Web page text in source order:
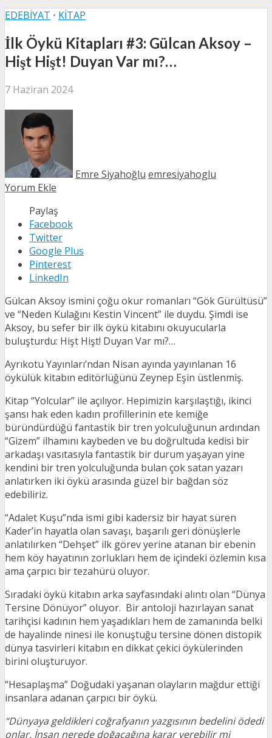
EDEBIYAT • KITAP
İlk Öykü Kitapları #3: Gülcan Aksoy –
Hişt Hişt! Duyan Var mı?…
7 Haziran 2024
Emre Siyahoğlu emresiyahoglu
Yorum Ekle
Paylaş
Facebook
Twitter
Google Plus
Pinterest
LinkedIn
Gülcan Aksoy ismini çoğu okur romanları “Gök Gürültüsü”
ve “Neden Kulağını Kestin Vincent” ile duydu. Şimdi ise
Aksoy, bu sefer bir ilk öykü kitabını okuyucularla
buluşturdu: Hişt Hişt! Duyan Var mı?…
Ayrıkotu Yayınları’ndan Nisan ayında yayınlanan 16
öykülük kitabın editörlüğünü Zeynep Eşin üstlenmiş.
Kitap “Yolcular” ile açılıyor. Hepimizin karşılaştığı, ikinci
şansı hak eden kadın profillerinin ete kemiğe
büründürdüğü fantastik bir tren yolculuğunun ardından
“Gizem” ilhamını kaybeden ve bu doğrultuda kedisi bir
arkadaşı vasıtasıyla fantastik bir durum yaşayan yine
kendini bir tren yolculuğunda bulan çok satan yazarı
anlatırken iki öykü arasında güzel bir bağdan söz
edebiliriz.
“Adalet Kuşu”nda ismi gibi kadersiz bir hayat süren
Kader’in hayatla olan savaşı, başarılı geri dönüşlerle
anlatılırken “Dehşet” ilk görev yerine atanan bir ebenin
hem köy hayatının zorlukları hem de içindeki özlemin kısa
ama çarpıcı bir tezahürü oluyor.
Sıradaki öykü kitabın arka sayfasındaki alıntı olan “Dünya
Tersine Dönüyor” oluyor. Bir antoloji hazırlayan sanat
tarihçisi kadının hem yaşadıkları hem de zamanında belki
de hayalinde ninesi ile konuştuğu tersine dönen distopik
dünya tasvirleri kitabın en dikkat çekici öykülerinden
birini oluşturuyor.
“Hesaplaşma” Doğudaki yaşanan olayların mağdur ettiği
insanlara adanan çarpıcı bir öykü.
“Dünyaya geldikleri coğrafyanın yazgısının bedelini ödedi
onlar. İnsan nerede doğacağına karar verebilir mi